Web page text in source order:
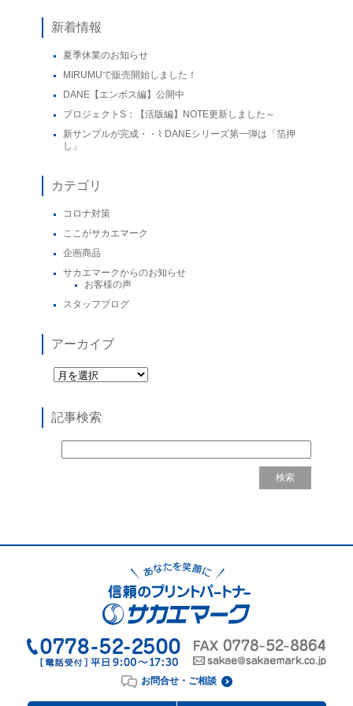
新着情報
夏季休業のお知らせ
MIRUMUで販売開始しました！
DANE【エンボス編】公開中
プロジェクトS：【活版編】NOTE更新しました～
新サンプルが完成・・⌇ DANEシリーズ第一弾は「箔押
し」
カテゴリ
コロナ対策
ここがサカエマーク
企画商品
サカエマークからのお知らせ
お客様の声
スタッフブログ
アーカイブ
記事検索
お問合せ・ご相談